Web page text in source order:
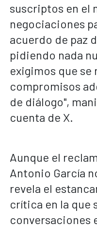
suscriptos en el
negociaciones
acuerdo de paz
pidiendo nada
exigimos que se
compromisos
de diálogo",
cuenta de X.
Aunque el
Antonio García
revela el
crítica en la que
conversaciones